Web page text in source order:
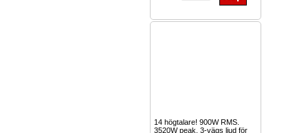
14 högtalare! 900W RMS.
3520W peak. 3-vägs ljud för